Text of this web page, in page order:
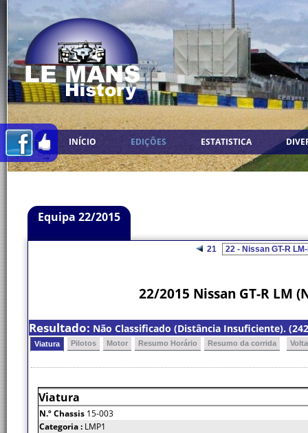
INÍCIO EDIÇÕES ESTATISTICA
Equipa 22/2015
21
22/2015 Nissan GT-R LM
Resultado: Não Classificado (Distância Insuficiente).
Viatura Pilotos Motor Resumo Horário Resumo da corrida
Viatura
N.º Chassis 15-003
Categoria : LMP1